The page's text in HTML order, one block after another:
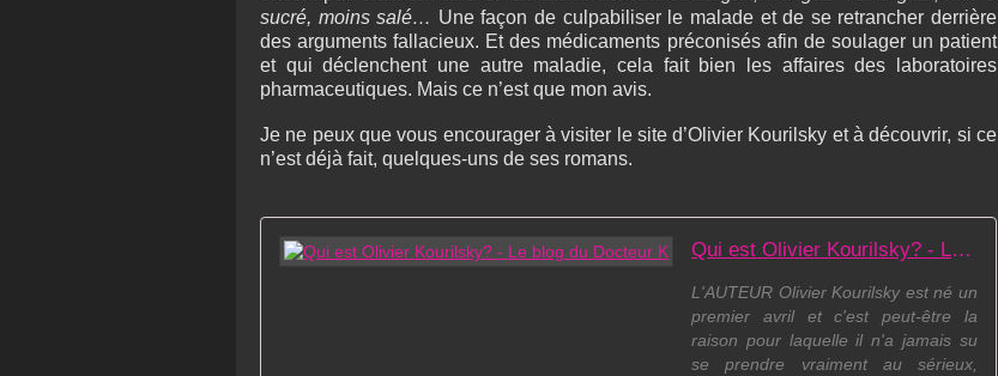
sucré, moins salé… Une façon de culpabiliser le malade et de se retrancher derrière
des arguments fallacieux. Et des médicaments préconisés afin de soulager un patient
et qui déclenchent une autre maladie, cela fait bien les affaires des laboratoires
pharmaceutiques. Mais ce n’est que mon avis.
Je ne peux que vous encourager à visiter le site d’Olivier Kourilsky et à découvrir, si ce
n’est déjà fait, quelques-uns de ses romans.
Qui est Olivier Kourilsky? - Le blog du Docteur K
L'AUTEUR Olivier Kourilsky est né un
premier avril et c'est peut-être la
raison pour laquelle il n'a jamais su
se prendre vraiment au sérieux,